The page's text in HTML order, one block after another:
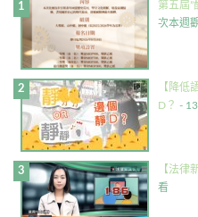
第五屆
次本週
【降低
D？ -
【法律
看